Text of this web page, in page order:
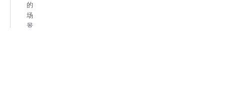
的
场
景